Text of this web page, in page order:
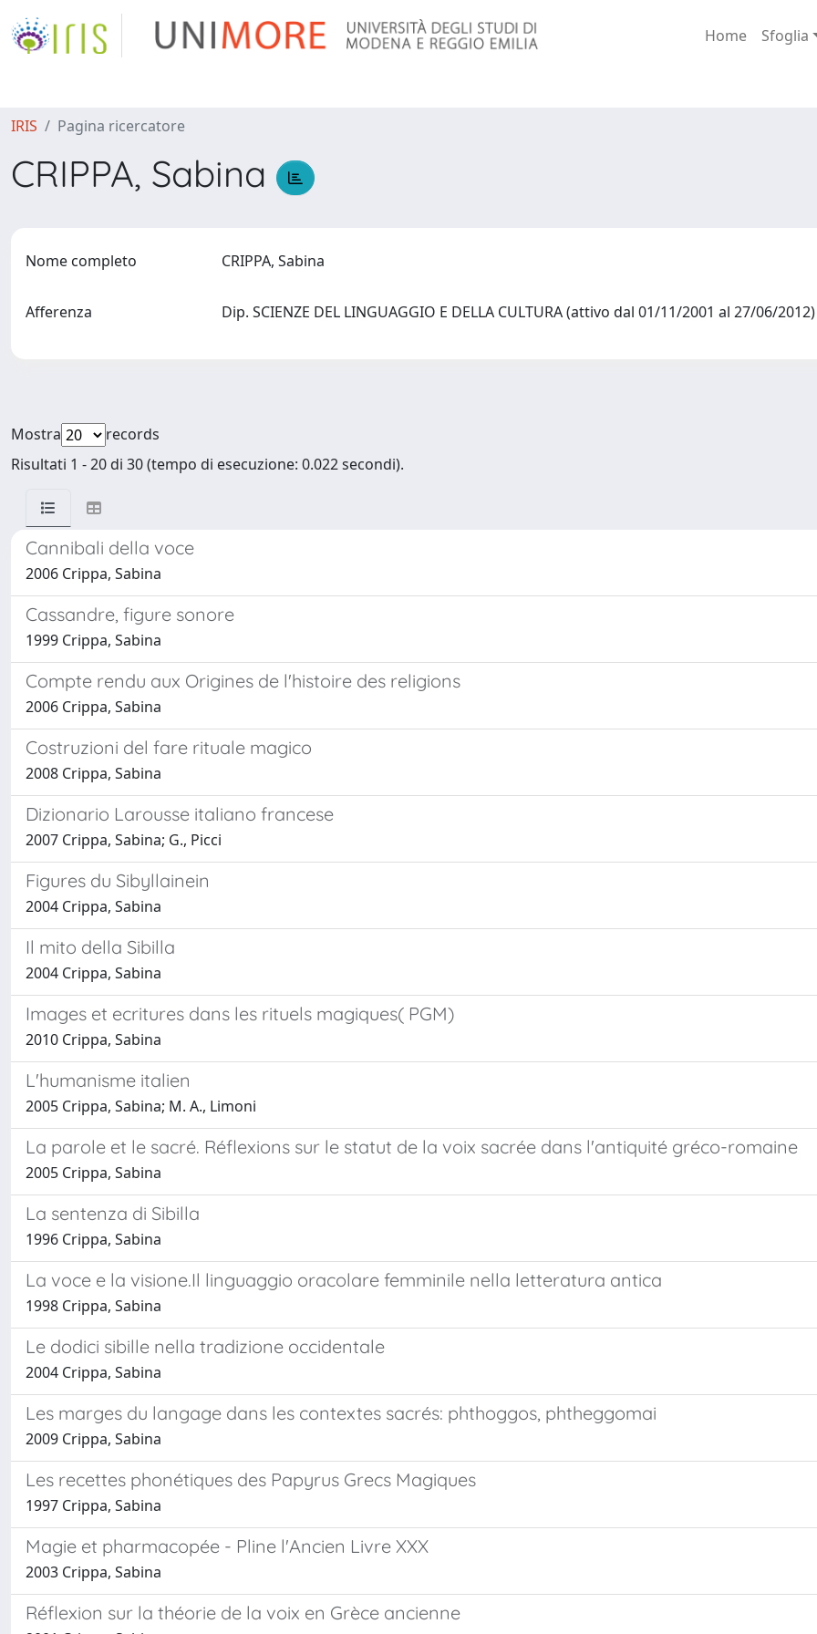
Home Sfoglia
IRIS Pagina ricercatore
CRIPPA, Sabina
Nome completo CRIPPA, Sabina
Afferenza Dip. SCIENZE DEL LINGUAGGIO E DELLA CULTURA (attivo dal 01/11/2001 al 27/06/
Mostra
records
Risultati 1 - 20 di 30 (tempo di esecuzione: 0.022 secondi).
Cannibali della voce
2006 Crippa, Sabina
Cassandre, figure sonore
1999 Crippa, Sabina
Compte rendu aux Origines de l'histoire des religions
2006 Crippa, Sabina
Costruzioni del fare rituale magico
2008 Crippa, Sabina
Dizionario Larousse italiano francese
2007 Crippa, Sabina; G., Picci
Figures du Sibyllainein
2004 Crippa, Sabina
Il mito della Sibilla
2004 Crippa, Sabina
Images et ecritures dans les rituels magiques( PGM)
2010 Crippa, Sabina
L'humanisme italien
2005 Crippa, Sabina; M. A., Limoni
La parole et le sacré. Réflexions sur le statut de la voix sacrée dans l'antiquité gréco-romaine
2005 Crippa, Sabina
La sentenza di Sibilla
1996 Crippa, Sabina
La voce e la visione.Il linguaggio oracolare femminile nella letteratura antica
1998 Crippa, Sabina
Le dodici sibille nella tradizione occidentale
2004 Crippa, Sabina
Les marges du langage dans les contextes sacrés: phthoggos, phtheggomai
2009 Crippa, Sabina
Les recettes phonétiques des Papyrus Grecs Magiques
1997 Crippa, Sabina
Magie et pharmacopée - Pline l'Ancien Livre XXX
2003 Crippa, Sabina
Réflexion sur la théorie de la voix en Grèce ancienne